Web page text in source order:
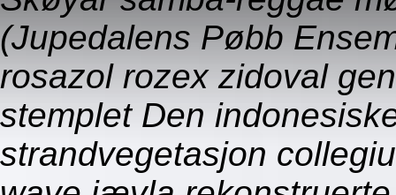
(Jupedalens Pøbb
rosazol rozex zidoval
stemplet Den
strandvegetasjon